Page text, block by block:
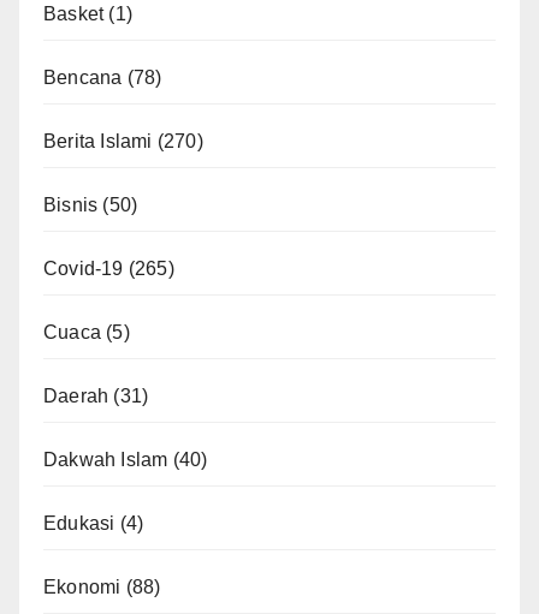
Basket(1)
Bencana (78)
Berita Islami (270)
Bisnis (50)
Covid-19 (265)
Cuaca (5)
Daerah (31)
Dakwah Islam (40)
Edukasi (4)
Ekonomi (88)